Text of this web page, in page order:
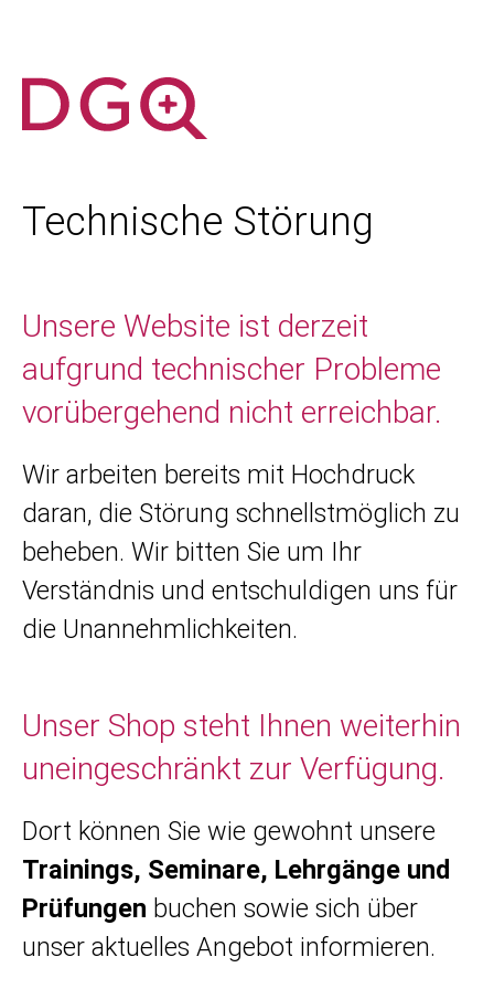
Technische Störung
Unsere Website ist derzeit
aufgrund technischer Probleme
vorübergehend nicht erreichbar.
Wir arbeiten bereits mit Hochdruck
daran, die Störung schnellstmöglich zu
beheben. Wir bitten Sie um Ihr
Verständnis und entschuldigen uns für
die Unannehmlichkeiten.
Unser Shop steht Ihnen weiterhin
uneingeschränkt zur Verfügung.
Dort können Sie wie gewohnt unsere
Trainings, Seminare, Lehrgänge und
Prüfungen buchen sowie sich über
unser aktuelles Angebot informieren.